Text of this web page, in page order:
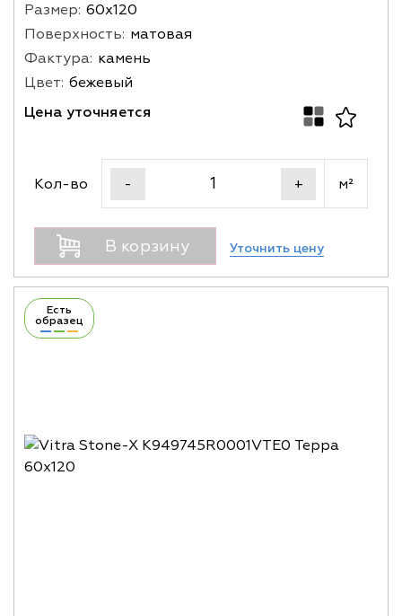
Размер: 60х120
Поверхность: матовая
Фактура: камень
Цвет: бежевый
Цена уточняется
Кол-во - + м²
В корзину Уточнить цену
Есть
образец